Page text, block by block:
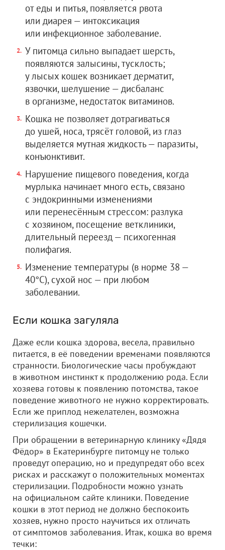
от еды и питья, появляется рвота
или диарея — интоксикация
или инфекционное заболевание.
У питомца сильно выпадает шерсть,
появляются залысины, тусклость;
у лысых кошек возникает дерматит,
язвочки, шелушение — дисбаланс
в организме, недостаток витаминов.
Кошка не позволяет дотрагиваться
до ушей, носа, трясёт головой, из глаз
выделяется мутная жидкость — паразиты,
конъюнктивит.
Нарушение пищевого поведения, когда
мурлыка начинает много есть, связано
с эндокринными изменениями
или перенесённым стрессом: разлука
с хозяином, посещение ветклиники,
длительный переезд — психогенная
полифагия.
Изменение температуры (в норме 38 —
40°С), сухой нос — при любом
заболевании.
Если кошка загуляла
Даже если кошка здорова, весела, правильно
питается, в её поведении временами появляются
странности. Биологические часы пробуждают
в животном инстинкт к продолжению рода. Если
хозяева готовы к появлению потомства, такое
поведение животного не нужно корректировать.
Если же приплод нежелателен, возможна
стерилизация кошечки.
При обращении в ветеринарную клинику «Дядя
Фёдор» в Екатеринбурге питомцу не только
проведут операцию, но и предупредят обо всех
рисках и расскажут о положительных моментах
стерилизации. Подробности можно узнать
на официальном сайте клиники. Поведение
кошки в этот период не должно беспокоить
хозяев, нужно просто научиться их отличать
от симптомов заболевания. Итак, кошка во время
течки: